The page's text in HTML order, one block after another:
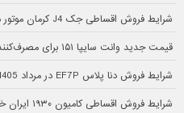
شرایط فروش اقساطی جک J4 کرمان موتور در مرداد 1405
قیمت جدید وانت سایپا ۱۵۱ برای مصرف‌کننده در مرداد ۱۴۰۵ اعلام شد
شرایط فروش دنا پلاس EF7P در مرداد 1405 اعلام شد
شرایط فروش اقساطی کامیون ۱۹۳۰ ایران خودرو دیزل در مرداد ۱۴۰۵